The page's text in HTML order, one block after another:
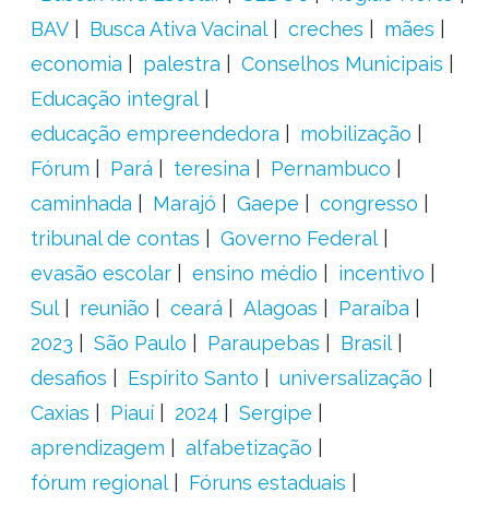
BAV
Busca Ativa Vacinal creches
mães
economia
palestra
Conselhos Municipais
Educação integral
educação empreendedora
mobilização
Fórum
Pará teresina
Pernambuco
caminhada
Marajó Gaepe
congresso
tribunal de contas
Governo Federal
evasão escolar
ensino médio
incentivo
Sul
reunião ceará Alagoas
Paraíba
2023
São Paulo Paraupebas
Brasil
desafios
Espírito Santo
universalização
Caxias
Piauí 2024
Sergipe
aprendizagem
alfabetização
fórum regional
Fóruns estaduais